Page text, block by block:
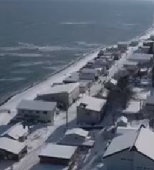
2026年08月07日 11時30分